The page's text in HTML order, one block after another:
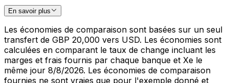
En savoir plus
Les économies de comparaison sont basées sur un seul
transfert de GBP 20,000 vers USD. Les économies sont
calculées en comparant le taux de change incluant les
marges et frais fournis par chaque banque et Xe le
même jour 8/8/2026. Les économies de comparaison
fournies ne sont vraies que pour l'exemple donné et